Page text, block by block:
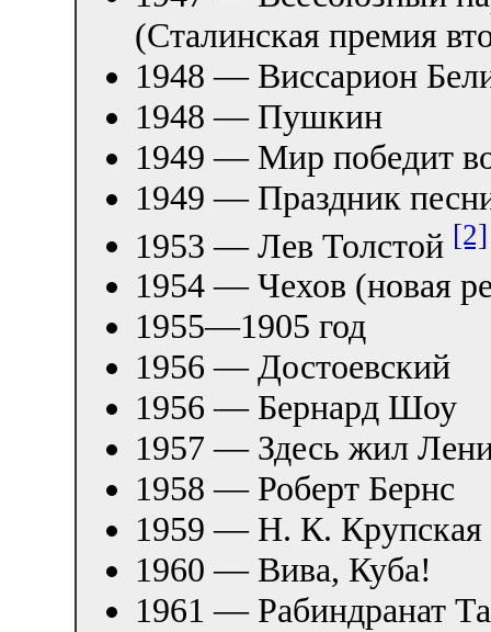
(Сталинская премия
1948 — Виссарион
1948 — Пушкин
1949 — Мир победит
1949 — Праздник
1953 — Лев Толстой [2]
1954 — Чехов (новая
1955—1905 год
1956 — Достоевский
1956 — Бернард Шоу
1957 — Здесь жил
1958 — Роберт Бернс
1959 — Н. К. Крупская
1960 — Вива, Куба!
1961 — Рабиндранат